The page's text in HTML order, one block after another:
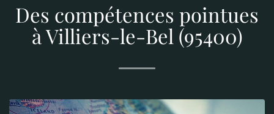
Des compétences pointues
à Villiers-le-Bel (95400)